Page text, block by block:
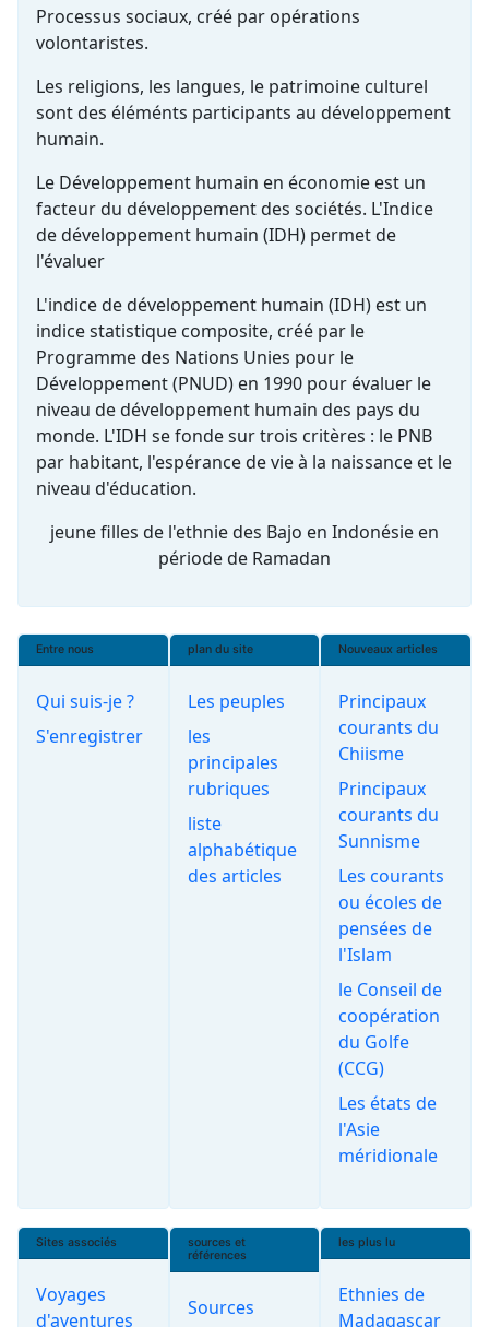
Processus sociaux, créé par opérations
volontaristes.
Les religions, les langues, le patrimoine culturel
sont des éléménts participants au développement
humain.
Le Développement humain en économie est un
facteur du développement des sociétés. L'Indice
de développement humain (IDH) permet de
l'évaluer
L'indice de développement humain (IDH) est un
indice statistique composite, créé par le
Programme des Nations Unies pour le
Développement (PNUD) en 1990 pour évaluer le
niveau de développement humain des pays du
monde. L'IDH se fonde sur trois critères : le PNB
par habitant, l'espérance de vie à la naissance et le
niveau d'éducation.
jeune filles de l'ethnie des Bajo en Indonésie en
période de Ramadan
Entre nous
Qui suis-je ?
S'enregistrer
plan du site
Les peuples
les
principales
rubriques
liste
alphabétique
des articles
Nouveaux articles
Principaux
courants du
Chiisme
Principaux
courants du
Sunnisme
Les courants
ou écoles de
pensées de
l'Islam
le Conseil de
coopération
du Golfe
(CCG)
Les états de
l'Asie
méridionale
Sites associés
Voyages
d'aventures
sources et
références
Sources
les plus lu
Ethnies de
Madagascar